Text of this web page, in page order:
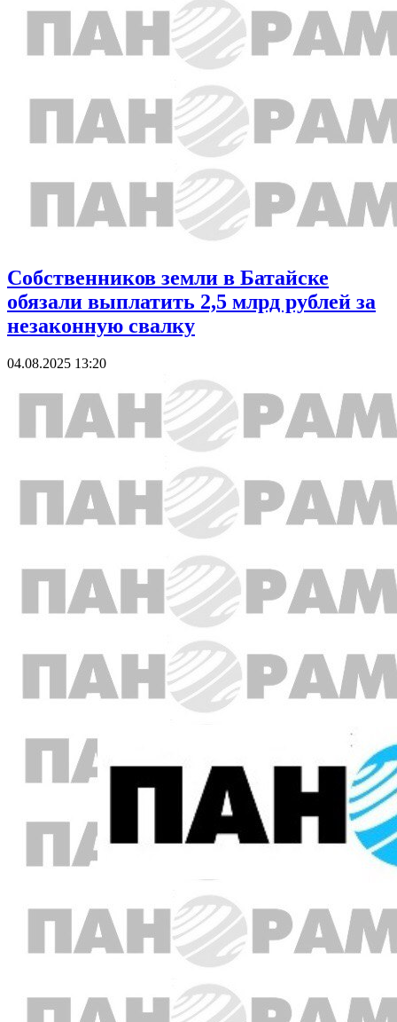
Собственников земли в Батайске
обязали выплатить 2,5 млрд рублей за
незаконную свалку
04.08.2025 13:20